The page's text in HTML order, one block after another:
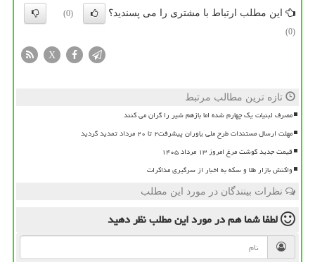
این مطلب ارتباط با مشتری را می پسندید؟
(0)
(0)
X
تازه ترین مطالب مرتبط
مصرف لبنیات یک چهارم شده اما بازهم شیر را گران می کنند
مهلت ارسال مستندات طرح ملی یاوران پیشرفت۲ تا ۲۰ مرداد تمدید گردید
قیمت جدید گوشت مرغ امروز ۱۳ مرداد ۱۴۰۵
واکنش بازار طلا و سکه به اخبار از سرگیری مذاکرات
نظرات بینندگان در مورد این مطلب
لطفا شما همدر مورد این مطلبنظر دهید